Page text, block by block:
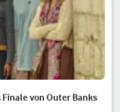
von Outer Banks